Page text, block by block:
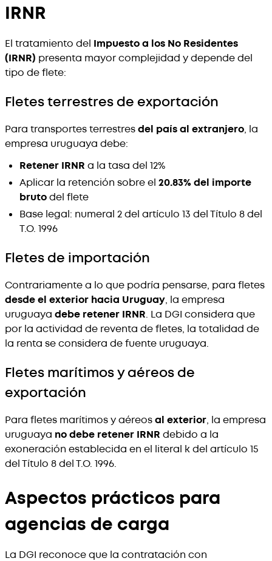
IRNR
El tratamiento del Impuesto a los No Residentes
(IRNR) presenta mayor complejidad y depende del
tipo de flete:
Fletes terrestres de exportación
Para transportes terrestresdel país al extranjero, la
empresa uruguaya debe:
Retener IRNR a la tasa del 12%
Aplicar la retención sobre el 20.83% del importe
brutodel flete
Base legal: numeral 2 del artículo 13 del Título 8 del
T.O. 1996
Fletes de importación
Contrariamente a lo que podría pensarse, para fletes
desde el exterior hacia Uruguay, la empresa
uruguaya debe retener IRNR. La DGI considera que
por la actividad de reventa de fletes, la totalidad de
la renta se considera de fuente uruguaya.
Fletes marítimos y aéreos de
exportación
Para fletes marítimos y aéreosal exterior, la empresa
uruguaya no debe retener IRNR debido a la
exoneración establecida en el literal k del artículo 15
del Título 8 del T.O. 1996.
Aspectos prácticos para
agencias de carga
La DGI reconoce que la contratación con